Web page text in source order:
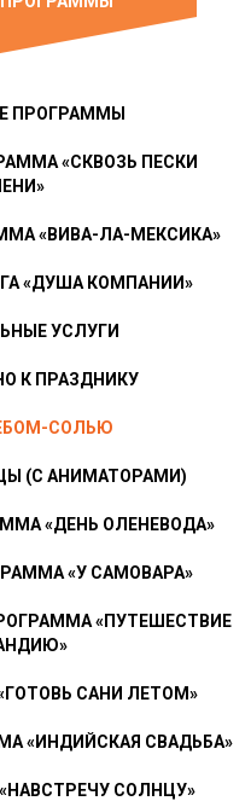
ПРОГРАММЫ
«СКВОЗЬ ПЕСКИ
«ВИВА-ЛА-МЕКСИКА»
«ДУША КОМПАНИИ»
УСЛУГИ
К ПРАЗДНИКУ
СОЛЬЮ
(С АНИМАТОРАМИ)
«ДЕНЬ ОЛЕНЕВОДА»
«У САМОВАРА»
«ПУТЕШЕСТВИЕ
САНИ ЛЕТОМ»
«ИНДИЙСКАЯ СВАДЬБА»
СОЛНЦУ»